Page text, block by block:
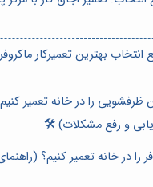
انتخاب بهترین تعمیرکار
ظرفشویی را در خانه تعمیر
و رفع مشکلات) 🛠️
را در خانه تعمیر کنیم؟